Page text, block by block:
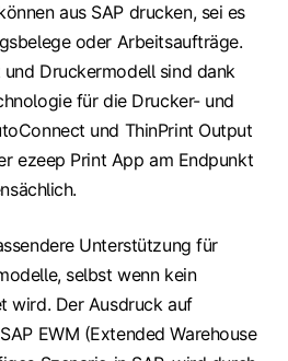
aus SAP drucken, sei es
oder Arbeitsaufträge.
Druckermodell sind dank
für die Drucker- und
und ThinPrint Output
ezeep Print App am Endpunkt
Unterstützung für
selbst wenn kein
wird. Der Ausdruck auf
EWM (Extended Warehouse